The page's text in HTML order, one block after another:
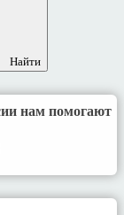
Найти
нам помогают